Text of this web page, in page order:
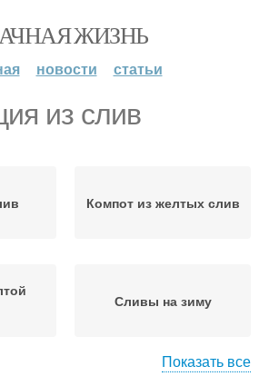
ЖИЗНЬ
новости статьи
из слив
Компот из желтых слив
Сливы на зиму
Показать все